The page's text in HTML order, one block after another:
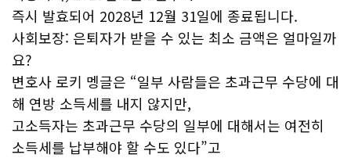
즉시 발효되어 2028년 12월 31일에 종료됩니다.
사회보장: 은퇴자가 받을 수 있는 최소 금액은 얼마일까
요?
변호사 로키 멩글은 “일부 사람들은 초과근무 수당에 대
해 연방 소득세를 내지 않지만,
고소득자는 초과근무 수당의 일부에 대해서는 여전히
소득세를 납부해야 할 수도 있다”고